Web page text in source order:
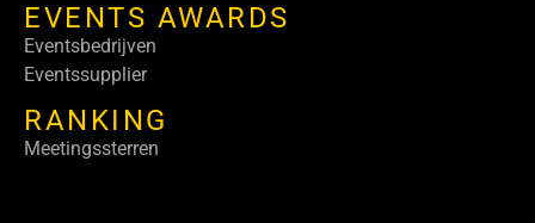
EVENTS AWARDS
Eventsbedrijven
Eventssupplier
RANKING
Meetingssterren